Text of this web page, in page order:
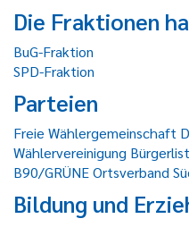
Die Fraktionen
BuG-Fraktion
SPD-Fraktion
Parteien
Freie Wählergemeinschaft
Wählervereinigung
B90/GRÜNE Ortsverband
Bildung und